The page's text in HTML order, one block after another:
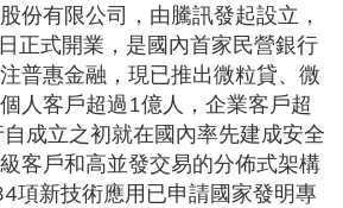
份有限公司，由騰訊發起設立，
正式開業，是國內首家民營銀行
普惠金融，現已推出微粒貸、微
人客戶超過1億人，企業客戶超
成立之初就在國內率先建成安全
客戶和高並發交易的分佈式架構
項新技術應用已申請國家發明專